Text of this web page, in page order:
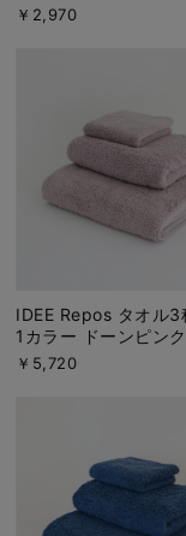
￥2,970
IDEE Repos タオル3
1カラー ドーンピンク
￥5,720